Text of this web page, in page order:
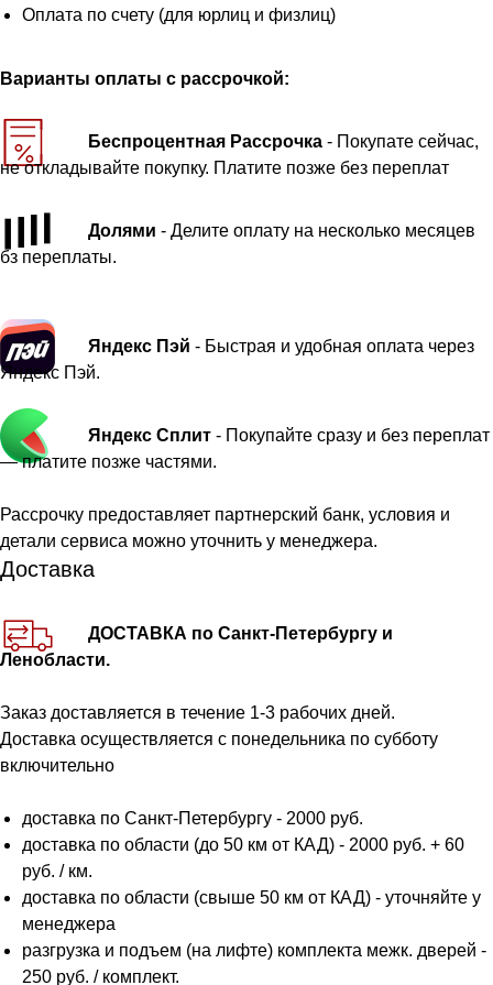
Оплата по счету (для юрлиц и физлиц)
Варианты оплаты с рассрочкой:
Беспроцентная Рассрочка - Покупате сейчас,
не откладывайте покупку. Платите позже без переплат
Долями - Делите оплату на несколько месяцев
бз переплаты.
Яндекс Пэй - Быстрая и удобная оплата через
Яндекс Пэй.
Яндекс Сплит - Покупайте сразу и без переплат
— платите позже частями.
Рассрочку предоставляет партнерский банк, условия и
детали сервиса можно уточнить у менеджера.
Доставка
ДОСТАВКА по Санкт-Петербургу и
Ленобласти.
Заказ доставляется в течение 1-3 рабочих дней.
Доставка осуществляется с понедельника по субботу
включительно
доставка по Санкт-Петербургу - 2000 руб.
доставка по области (до 50 км от КАД) - 2000 руб. + 60
руб. / км.
доставка по области (свыше 50 км от КАД) - уточняйте у
менеджера
разгрузка и подъем (на лифте) комплекта межк. дверей -
250 руб. / комплект.